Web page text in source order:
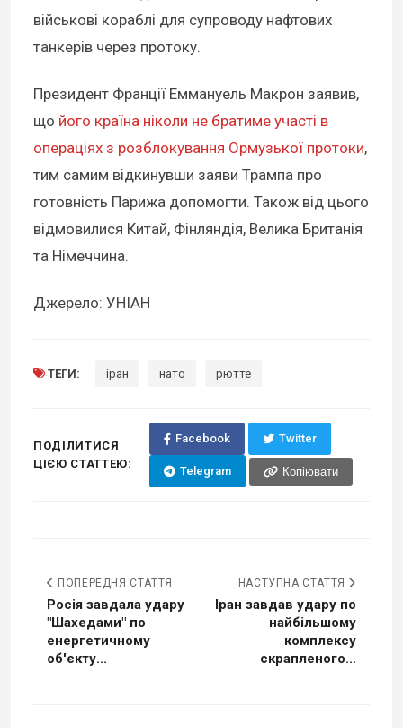
військові кораблі для супроводу нафтових
танкерів через протоку.
Президент Франції Еммануель Макрон заявив,
що його країна ніколи не братиме участі в
операціях з розблокування Ормузької протоки,
тим самим відкинувши заяви Трампа про
готовність Парижа допомогти. Також від цього
відмовилися Китай, Фінляндія, Велика Британія
та Німеччина.
Джерело: УНІАН
ТЕГИ: іран нато рютте
ПОДІЛИТИСЯ
ЦІЄЮ СТАТТЕЮ:
Facebook Twitter
Telegram Копіювати
ПОПЕРЕДНЯ СТАТТЯ
Росія завдала удару
"Шахедами" по
енергетичному
об'єкту...
НАСТУПНА СТАТТЯ
Іран завдав удару по
найбільшому
комплексу
скрапленого...